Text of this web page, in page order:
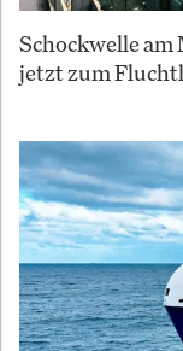
Schockwelle am
jetzt zum